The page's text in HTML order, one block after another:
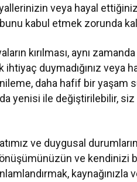
veya hayal
kabul etmek zorunda
kırılması, aynı
duymadığınız veya
daha hafif bir yaşam
yenisi ile değiştirilebilir,
ve duygusal
ve kendinizi
kaynağınızla